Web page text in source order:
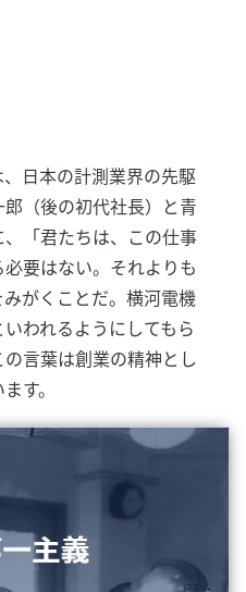
日本の計測業界の先駆
（後の初代社長）と青
「君たちは、この仕事
要はない。それよりも
がくことだ。横河電機
われるようにしてもら
言葉は創業の精神とし
す。